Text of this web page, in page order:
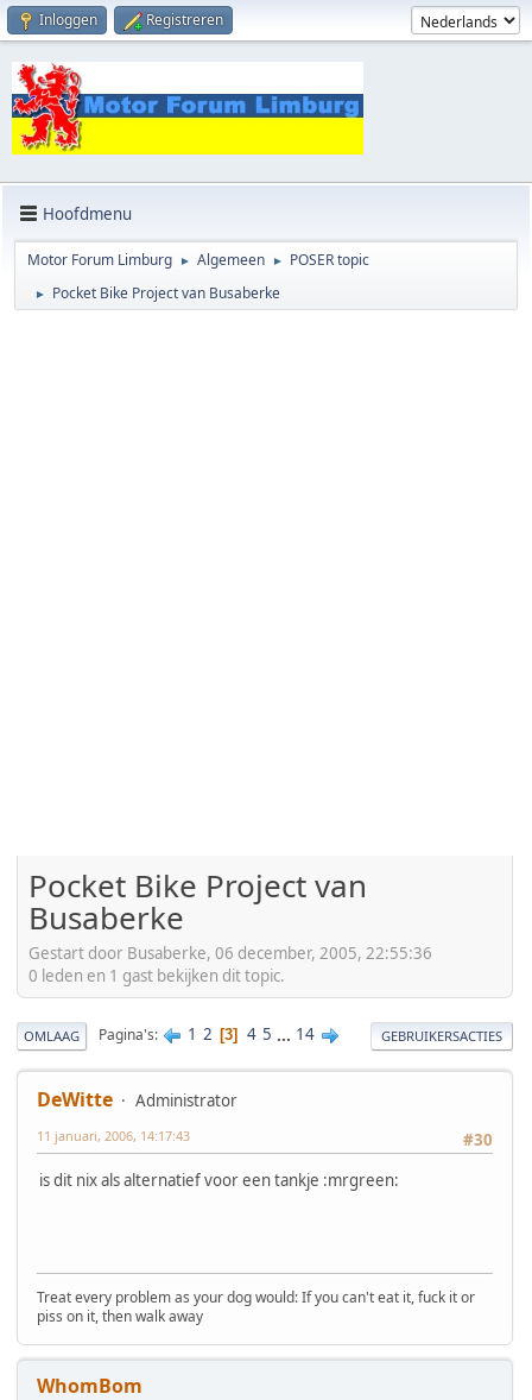
Inloggen Registreren
Hoofdmenu
Motor Forum Limburg ► Algemeen ► POSER topic
► Pocket Bike Project van Busaberke
Pocket Bike Project van
Busaberke
Gestart door Busaberke, 06 december, 2005, 22:55:36
0 leden en 1 gast bekijken dit topic.
OMLAAG Pagina's 1 2 3 4 5 ... 14 GEBRUIKERSACTIES
DeWitte
Administrator
#30
11 januari, 2006, 14:17:43
is dit nix als alternatief voor een tankje :mrgreen:
Treat every problem as your dog would: If you can't eat it, fuck it or
piss on it, then walk away
WhomBom